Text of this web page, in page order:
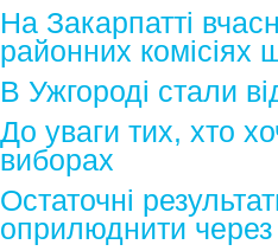
На Закарпатті
районних комісіях
В Ужгороді стали
До уваги тих, хто
виборах
Остаточні
оприлюднити